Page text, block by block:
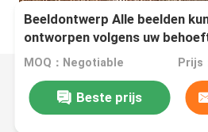
Beeldontwerp Alle beelden
ontworpen volgens uw
gordijn
MOQ：Negotiable Prijs
Beste prijs